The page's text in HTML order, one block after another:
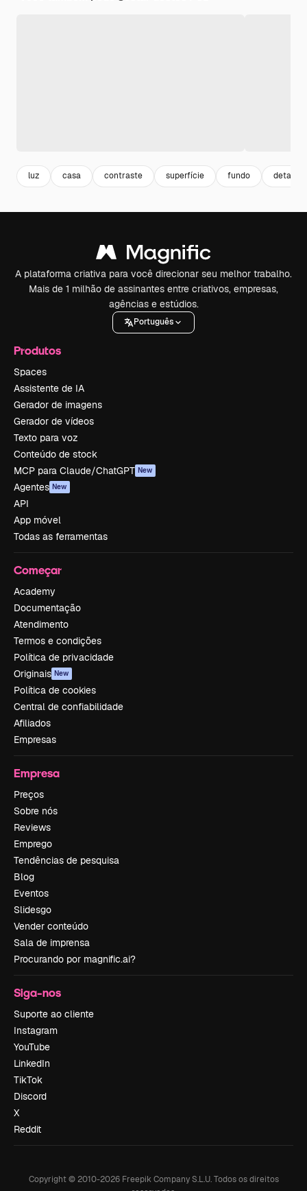
luz casa contraste superfície fundo detalhe
A plataforma criativa para você direcionar seu melhor trabalho.
Mais de 1 milhão de assinantes entre criativos, empresas,
agências e estúdios.
Português
Produtos
Spaces
Assistente de IA
Gerador de imagens
Gerador de vídeos
Texto para voz
Conteúdo de stock
MCP para Claude/ChatGPT New
Agentes New
API
App móvel
Todas as ferramentas
Começar
Academy
Documentação
Atendimento
Termos e condições
Política de privacidade
Originais New
Política de cookies
Central de confiabilidade
Afiliados
Empresas
Empresa
Preços
Sobre nós
Reviews
Emprego
Tendências de pesquisa
Blog
Eventos
Slidesgo
Vender conteúdo
Sala de imprensa
Procurando por magnific.ai?
Siga-nos
Suporte ao cliente
Instagram
YouTube
LinkedIn
TikTok
Discord
X
Reddit
Copyright © 2010-2026Freepik Company S.L.U. Todos os direitos